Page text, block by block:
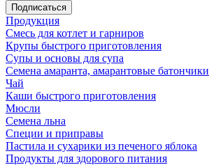
Продукция
Смесь для котлет и гарниров
Крупы быстрого приготовления
Супы и основы для супа
Семена амаранта, амарантовые батончики
Чай
Каши быстрого приготовления
Мюсли
Семена льна
Специи и приправы
Пастила и сухарики из печеного яблока
Продукты для здорового питания